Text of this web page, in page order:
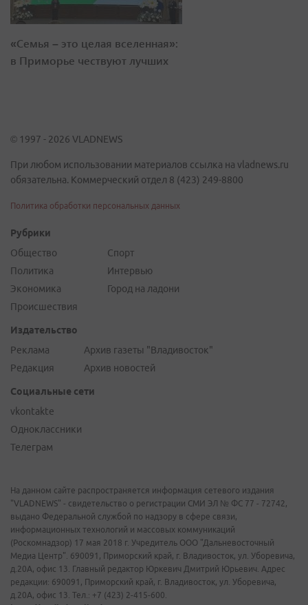
«Семья – это целая вселенная»:
в Приморье чествуют лучших
© 1997 - 2026 VLADNEWS
При любом использовании материалов ссылка на vladnews.ru
обязательна. Коммерческий отдел 8 (423) 249-8800
Политика обработки персональных данных
Рубрики
Общество
Политика
Экономика
Происшествия
Спорт
Интервью
Город на ладони
Издательство
Реклама
Редакция
Архив газеты "Владивосток"
Архив новостей
Социальные сети
vkontakte
Одноклассники
Телеграм
На данном сайте распространяется информация сетевого издания
"VLADNEWS" - свидетельство о регистрации СМИ ЭЛ № ФС 77 - 72742,
выдано Федеральной службой по надзору в сфере связи,
информационных технологий и массовых коммуникаций
(Роскомнадзор) 17 мая 2018 г. Учредитель ООО "Дальневосточный
Медиа Центр". 690091, Приморский край, г. Владивосток, ул. Уборевича,
д.20А, офис 13. Главный редактор Юркевич Дмитрий Юрьевич. Адрес
редакции: 690091, Приморский край, г. Владивосток, ул. Уборевича,
д.20А, офис 13. Тел.: +7 (423) 2-415-600.